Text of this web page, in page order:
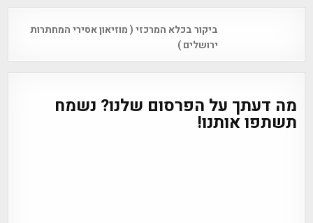
navigationביקור בכלא המרכזי ( מוזיאון אסירי המחתרות
ירושלים )
מה דעתך על הפרסום שלנו? נשמח
תשתפו אותנו!